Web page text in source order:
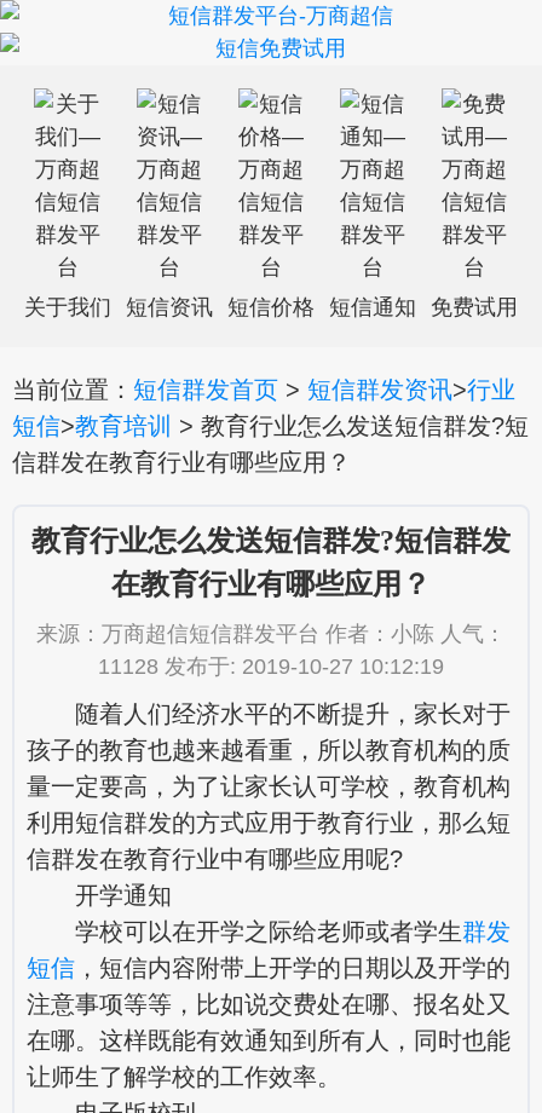
关于我们 短信资讯 短信价格 短信通知 免费试用
当前位置： 短信群发首页 > 短信群发资讯>行业
短信>教育培训 > 教育行业怎么发送短信群发?短
信群发在教育行业有哪些应用？
教育行业怎么发送短信群发?短信群发
在教育行业有哪些应用？
来源：万商超信短信群发平台 作者：小陈 人气：
11128 发布于: 2019-10-27 10:12:19
随着人们经济水平的不断提升，家长对于
孩子的教育也越来越看重，所以教育机构的质
量一定要高，为了让家长认可学校，教育机构
利用短信群发的方式应用于教育行业，那么短
信群发在教育行业中有哪些应用呢?
开学通知
学校可以在开学之际给老师或者学生群发
短信 ，短信内容附带上开学的日期以及开学的
注意事项等等，比如说交费处在哪、报名处又
在哪。这样既能有效通知到所有人，同时也能
让师生了解学校的工作效率。